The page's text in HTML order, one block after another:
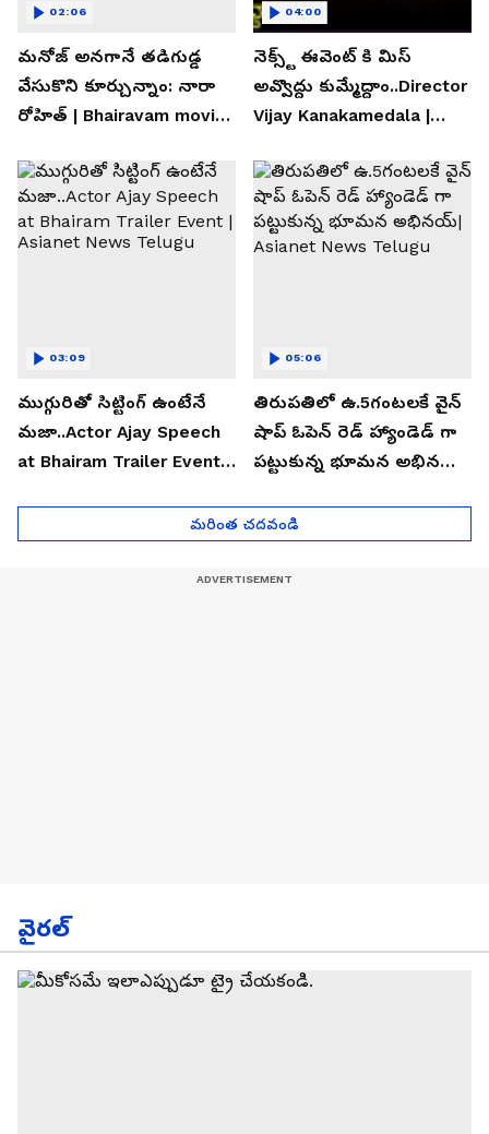
మనోజ్ అనగానే తడిగుడ్డ
వేసుకొని కూర్చున్నాం: నారా
రోహిత్ | Bhairavam movie |
02:06
నెక్స్ట్ ఈవెంట్ కి మిస్
అవ్వొద్దు కుమ్మేద్దాం..Director
Vijay Kanakamedala |
04:00
ముగ్గురితో సిట్టింగ్ ఉంటేనే
మజా..Actor Ajay Speech
at Bhairam Trailer Event |
03:09
తిరుపతిలో ఉ.5గంటలకే వైన్
షాప్ ఓపెన్ రెడ్ హ్యాండెడ్ గా
పట్టుకున్న భూమన అభినయ్|
05:06
మరింత చదవండి
వైరల్